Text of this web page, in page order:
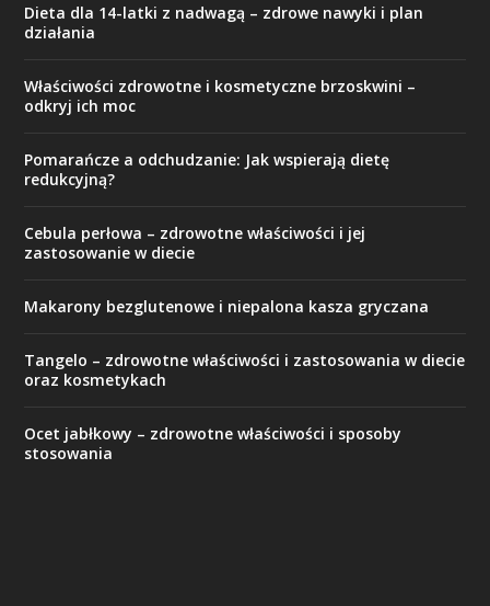
Dieta dla 14-latki z nadwagą – zdrowe nawyki i plan
działania
Właściwości zdrowotne i kosmetyczne brzoskwini –
odkryj ich moc
Pomarańcze a odchudzanie: Jak wspierają dietę
redukcyjną?
Cebula perłowa – zdrowotne właściwości i jej
zastosowanie w diecie
Makarony bezglutenowe i niepalona kasza gryczana
Tangelo – zdrowotne właściwości i zastosowania w diecie
oraz kosmetykach
Ocet jabłkowy – zdrowotne właściwości i sposoby
stosowania